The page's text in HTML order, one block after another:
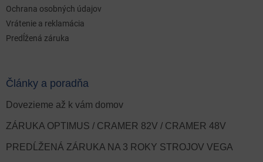
Ochrana osobných údajov
Vrátenie a reklamácia
Predĺžená záruka
Články a poradňa
Dovezieme až k vám domov
ZÁRUKA OPTIMUS / CRAMER 82V / CRAMER 48V
PREDĹŽENÁ ZÁRUKA NA 3 ROKY STROJOV VEGA